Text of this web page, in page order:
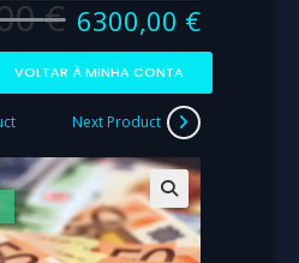
€ 6300,00 €
VOLTAR À MINHA CONTA
Next Product